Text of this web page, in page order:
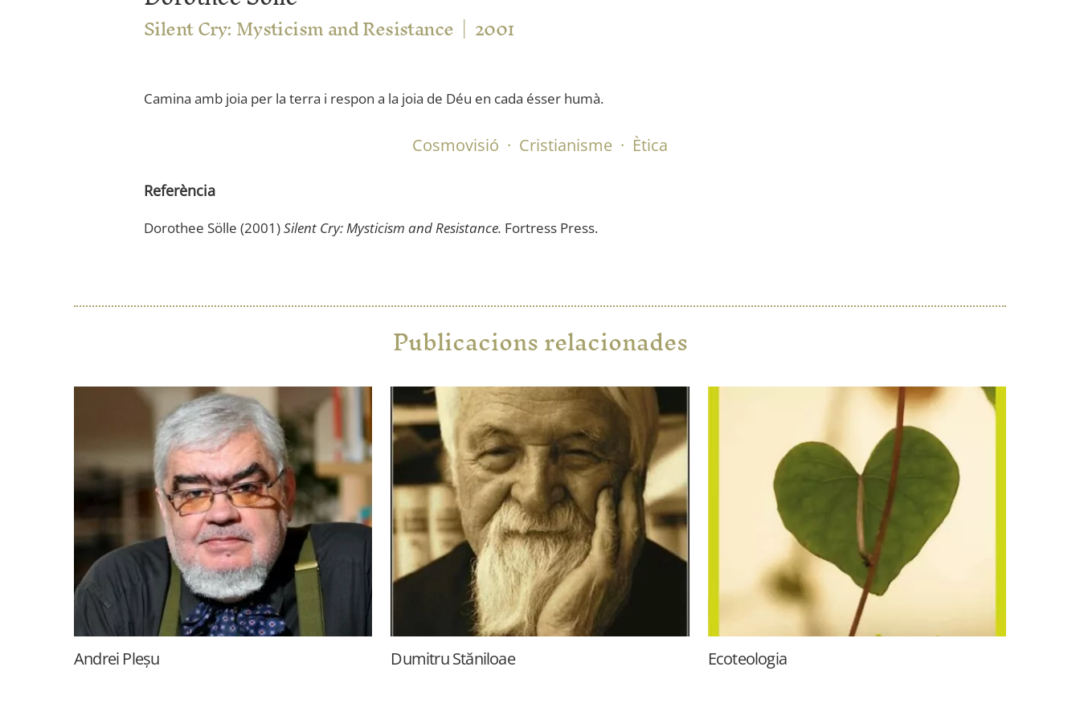
Silent Cry: Mysticism and Resistance 2001
Camina amb joia per la terra i respon a la joia de Déu en cada ésser humà.
Cosmovisió · Cristianisme · Ètica
Referència
Dorothee Sölle (2001)Silent Cry: Mysticism and Resistance. Fortress Press.
Publicacions relacionades
Andrei Pleșu Dumitru Stăniloae Ecoteologia